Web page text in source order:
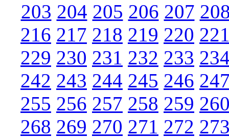
203 204 205 206 207
216 217 218 219 220
229 230 231 232 233
242 243 244 245 246
255 256 257 258 259
268 269 270 271 272